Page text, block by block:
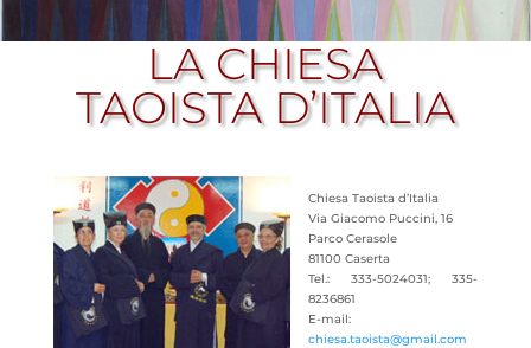
LA CHIESA
TAOISTA D’ITALIA
Chiesa Taoista d’Italia
Via Giacomo Puccini, 16
Parco Cerasole
81100 Caserta
Tel.: 333-5024031; 335-
8236861
E-mail:
chiesa.taoista@gmail.com